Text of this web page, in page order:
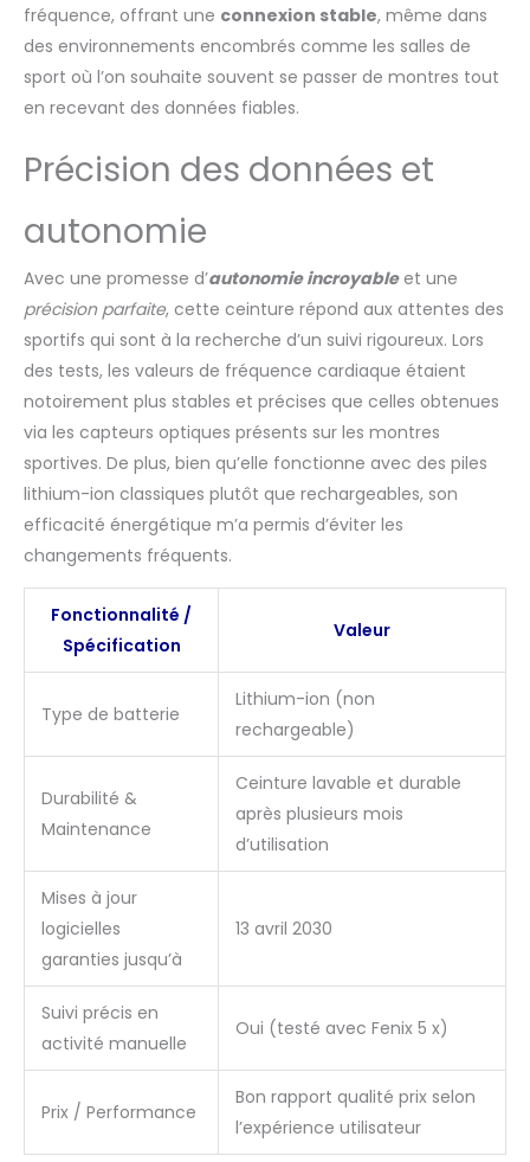
des pas, la fréquence
cardiaque et les
calories brûlées, et
synchronisation de ces
données avec
Connect pour
l'allure et la distance à
votre montre
connectée compatible
Fournit et stocke des
données de fréquence
cardiaque précises
pendant les activités
de natation et les
synchronise avec votre
montre connectée
compatible après avoir
enregistré votre
mois d'autonomie
avec une batterie
rechargeable XS-S :
Convient aux tours de
poitrine 60-85cm (23,5"
- 33,5") M-XL : Convient
aux tours de poitrine
fréquence, offrant une connexion stable, même dans
des environnements encombrés comme les salles de
sport où l’on souhaite souvent se passer de montres tout
en recevant des données fiables.
Précision des données et
autonomie
Avec une promesse d’autonomie incroyableet une
précision parfaite, cette ceinture répond aux attentes des
sportifs qui sont à la recherche d’un suivi rigoureux. Lors
des tests, les valeurs de fréquence cardiaque étaient
notoirement plus stables et précises que celles obtenues
via les capteurs optiques présents sur les montres
sportives. De plus, bien qu’elle fonctionne avec des piles
lithium-ion classiques plutôt que rechargeables, son
efficacité énergétique m’a permis d’éviter les
changements fréquents.
Fonctionnalité /
Spécification
Valeur
Type de batterie
Lithium-ion (non
rechargeable)
Durabilité &
Maintenance
Ceinture lavable et durable
après plusieurs mois
d’utilisation
Mises à jour
logicielles
garanties jusqu’à
13 avril 2030
Suivi précis en
activité manuelle
Oui (testé avec Fenix 5 x)
Prix / Performance
Bon rapport qualité prix selon
l’expérience utilisateur